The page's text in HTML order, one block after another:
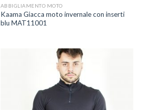
ABBIGLIAMENTO MOTO
Kaama Giacca moto invernale con inserti
blu MAT11001
desideri